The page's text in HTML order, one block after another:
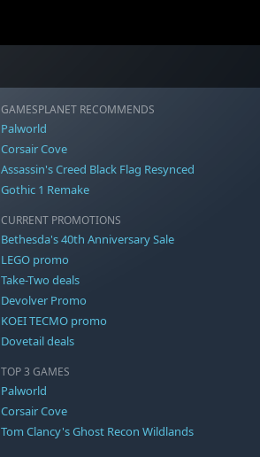
GAMESPLANET RECOMMENDS
Palworld
Corsair Cove
Assassin's Creed Black Flag Resynced
Gothic 1 Remake
CURRENT PROMOTIONS
Bethesda's 40th Anniversary Sale
LEGO promo
Take-Two deals
Devolver Promo
KOEI TECMO promo
Dovetail deals
TOP 3 GAMES
Palworld
Corsair Cove
Tom Clancy's Ghost Recon Wildlands